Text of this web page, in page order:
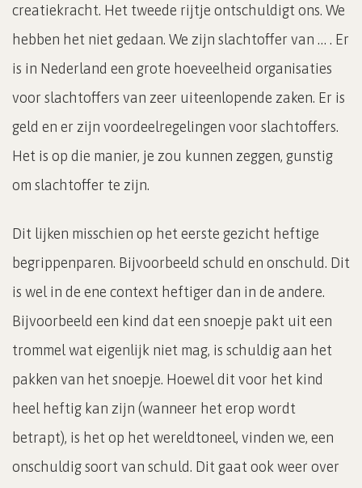
creatiekracht. Het tweede rijtje ontschuldigt ons. We
hebben het niet gedaan. We zijn slachtoffer van … . Er
is in Nederland een grote hoeveelheid organisaties
voor slachtoffers van zeer uiteenlopende zaken. Er is
geld en er zijn voordeelregelingen voor slachtoffers.
Het is op die manier, je zou kunnen zeggen, gunstig
om slachtoffer te zijn.
Dit lijken misschien op het eerste gezicht heftige
begrippenparen. Bijvoorbeeld schuld en onschuld. Dit
is wel in de ene context heftiger dan in de andere.
Bijvoorbeeld een kind dat een snoepje pakt uit een
trommel wat eigenlijk niet mag, is schuldig aan het
pakken van het snoepje. Hoewel dit voor het kind
heel heftig kan zijn (wanneer het erop wordt
betrapt), is het op het wereldtoneel, vinden we, een
onschuldig soort van schuld. Dit gaat ook weer over